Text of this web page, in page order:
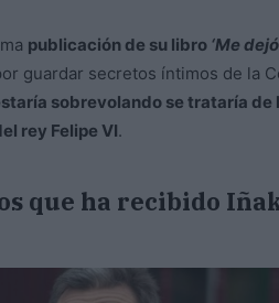
publicación de su libro ‘Me
guardar secretos íntimos de la
sobrevolando se trataría
rey Felipe VI.
que ha recibido